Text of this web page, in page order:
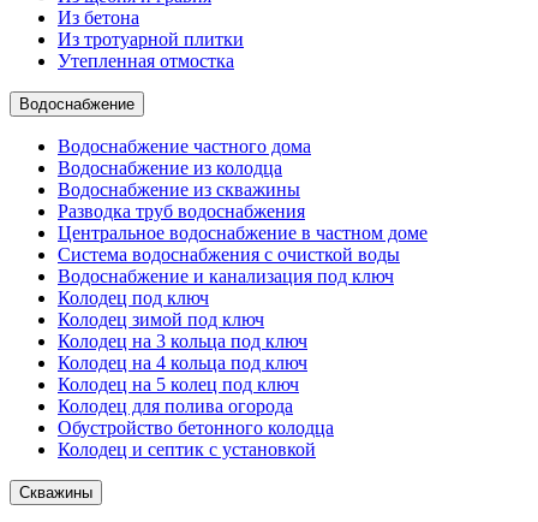
Из бетона
Из тротуарной плитки
Утепленная отмостка
Водоснабжение
Водоснабжение частного дома
Водоснабжение из колодца
Водоснабжение из скважины
Разводка труб водоснабжения
Центральное водоснабжение в частном доме
Система водоснабжения с очисткой воды
Водоснабжение и канализация под ключ
Колодец под ключ
Колодец зимой под ключ
Колодец на 3 кольца под ключ
Колодец на 4 кольца под ключ
Колодец на 5 колец под ключ
Колодец для полива огорода
Обустройство бетонного колодца
Колодец и септик с установкой
Скважины